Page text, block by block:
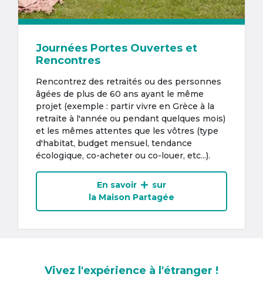
Journées Portes Ouvertes et
Rencontres
Rencontrez des retraités ou des personnes
âgées de plus de 60 ans ayant le même
projet (exemple : partir vivre en Grèce à la
retraite à l'année ou pendant quelques mois)
et les mêmes attentes que les vôtres (type
d'habitat, budget mensuel, tendance
écologique, co-acheter ou co-louer, etc...).
En savoir
sur
la Maison Partagée
Vivez l'expérience à l'étranger !